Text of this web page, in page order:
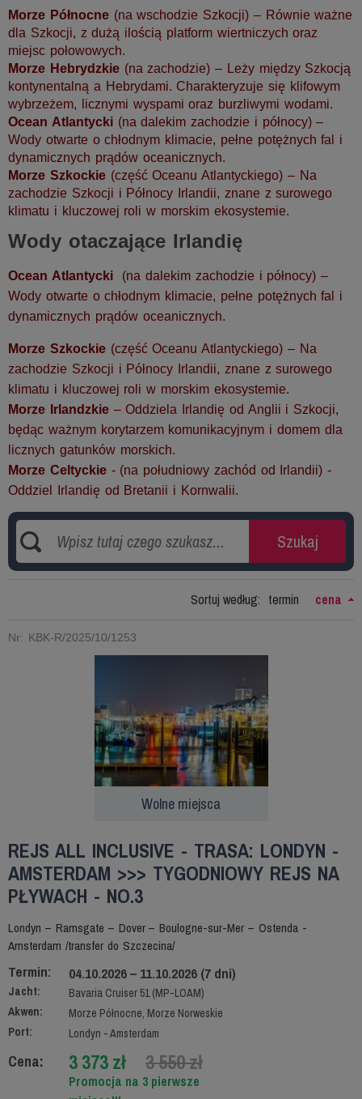
Morze Północne(na wschodzie Szkocji) – Równie ważne
dla Szkocji, z dużą ilością platform wiertniczych oraz
miejsc połowowych.
Morze Hebrydzkie(na zachodzie) – Leży między Szkocją
kontynentalną a Hebrydami. Charakteryzuje się klifowym
wybrzeżem, licznymi wyspami oraz burzliwymi wodami.
Ocean Atlantycki(na dalekim zachodzie i północy) –
Wody otwarte o chłodnym klimacie, pełne potężnych fal i
dynamicznych prądów oceanicznych.
Morze Szkockie (część Oceanu Atlantyckiego) – Na
zachodzie Szkocji i Północy Irlandii, znane z surowego
klimatu i kluczowej roli w morskim ekosystemie.
Wody otaczające Irlandię
Ocean Atlantycki
(na dalekim zachodzie i północy) –
Wody otwarte o chłodnym klimacie, pełne potężnych fal i
dynamicznych prądów oceanicznych.
Morze Szkockie (część Oceanu Atlantyckiego) – Na
zachodzie Szkocji i Północy Irlandii, znane z surowego
klimatu i kluczowej roli w morskim ekosystemie.
Morze Irlandzkie– Oddziela Irlandię od Anglii i Szkocji,
będąc ważnym korytarzem komunikacyjnym i domem dla
licznych gatunków morskich.
Morze Celtyckie- (na południowy zachód od Irlandii) -
Oddziel Irlandię od Bretanii i Kornwalii.
Sortuj według: termin cena
Nr: KBK-R/2025/10/1253
Wolne miejsca
REJS ALL INCLUSIVE - TRASA: LONDYN -
AMSTERDAM >>> TYGODNIOWY REJS NA
PŁYWACH - NO.3
Londyn – Ramsgate – Dover – Boulogne-sur-Mer – Ostenda -
Amsterdam /transfer do Szczecina/
Termin: 04.10.2026 – 11.10.2026 (7 dni)
Jacht:
Bavaria Cruiser 51 (MP-LOAM)
Akwen:
Morze Północne, Morze Norweskie
Port:
Londyn - Amsterdam
Cena: 3 373 zł 3 550 zł
Promocja na 3 pierwsze